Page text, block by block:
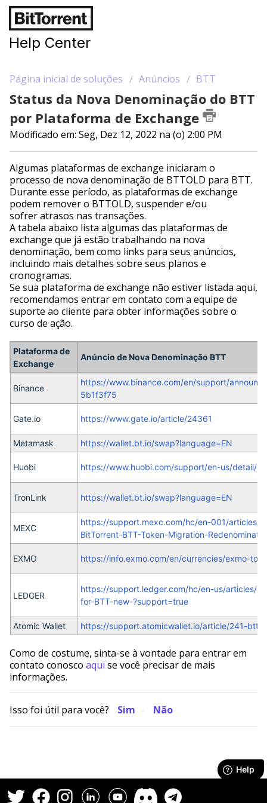
Help Center
Página inicial de soluções Anúncios BTT
Status da Nova Denominação do BTT
por Plataforma de Exchange
Modificado em: Seg, Dez 12, 2022 na (o) 2:00 PM
Algumas plataformas de exchange iniciaram o
processo de nova denominação de BTTOLD para BTT.
Durante esse período, as plataformas de exchange
podem remover o BTTOLD, suspender e/ou
sofrer atrasos nas transações.
A tabela abaixo lista algumas das plataformas de
exchange que já estão trabalhando na nova
denominação, bem como links para seus anúncios,
incluindo mais detalhes sobre seus planos e
cronogramas.
Se sua plataforma de exchange não estiver listada aqui,
recomendamos entrar em contato com a equipe de
suporte ao cliente para obter informações sobre o
curso de ação.
Plataforma de
Exchange
Anúncio de Nova Denominação BTT
Binance
https://www.binance.com/en/support/
5b1f3f75
Gate.io https://www.gate.io/article/24361
Metamask https://wallet.bt.io/swap?language=EN
Huobi https://www.huobi.com/support/en-us/detail/
TronLink https://wallet.bt.io/swap?language=EN
MEXC
https://support.mexc.com/hc/en-001/articles/
BitTorrent-BTT-Token-Migration-
EXMO https://info.exmo.com/en/currencies/exmo-
LEDGER
https://support.ledger.com/hc/en-us/articles/
for-BTT-new-?support=true
Atomic Wallet https://support.atomicwallet.io/article/241-btt-
Como de costume, sinta-se à vontade para entrar em
contato conosco aqui se você precisar de mais
informações.
Isso foi útil para você? Sim Não